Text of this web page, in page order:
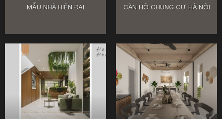
MẪU NHÀ HIỆN ĐẠI CĂN HỘ CHUNG CƯ HÀ NỘI